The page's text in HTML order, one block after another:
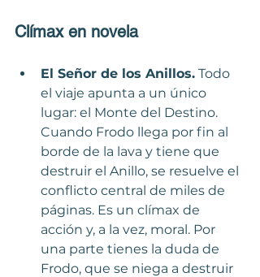
Clímax en novela
El Señor de los Anillos. Todo
el viaje apunta a un único
lugar: el Monte del Destino.
Cuando Frodo llega por fin al
borde de la lava y tiene que
destruir el Anillo, se resuelve el
conflicto central de miles de
páginas. Es un clímax de
acción y, a la vez, moral. Por
una parte tienes la duda de
Frodo, que se niega a destruir